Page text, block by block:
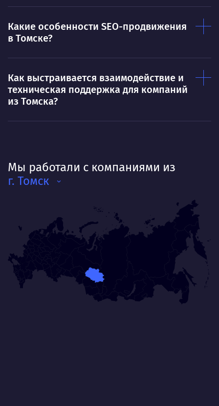
Какие особенности SEO-продвижения
в Томске?
Как выстраивается взаимодействие и
техническая поддержка для компаний
из Томска?
Мы работали с компаниями из
г. Томск